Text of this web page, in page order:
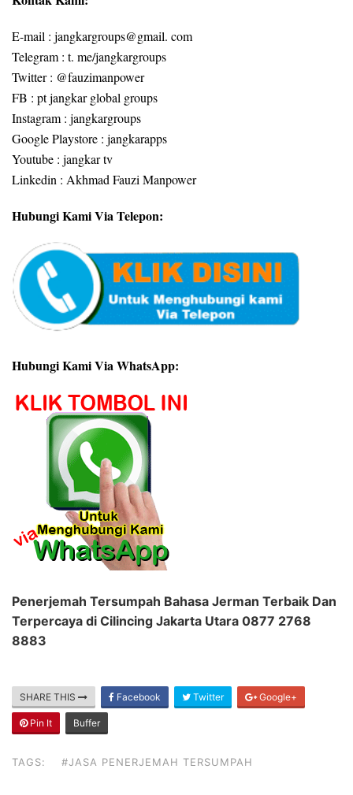
E-mail : jangkargroups@gmail. com
Telegram : t. me/jangkargroups
Twitter : @fauzimanpower
FB : pt jangkar global groups
Instagram : jangkargroups
Google Playstore : jangkarapps
Youtube : jangkar tv
Linkedin : Akhmad Fauzi Manpower
Hubungi Kami Via Telepon:
Hubungi Kami Via WhatsApp:
Penerjemah Tersumpah Bahasa Jerman Terbaik Dan
Terpercaya di Cilincing Jakarta Utara 0877 2768
8883
SHARE THIS Facebook Twitter Google+
Pin It Buffer
TAGS: #JASA PENERJEMAH TERSUMPAH